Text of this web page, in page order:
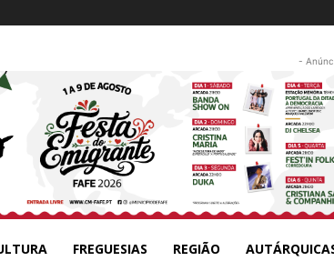
-
FREGUESIAS REGIÃO